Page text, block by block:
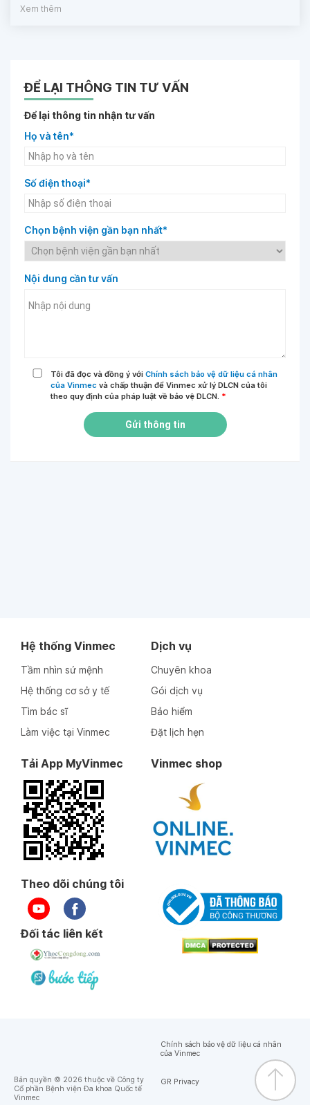
Xem thêm
ĐỂ LẠI THÔNG TIN TƯ VẤN
Để lại thông tin nhận tư vấn
Họ và tên*
Số điện thoại*
Chọn bệnh viện gần bạn nhất*
Nội dung cần tư vấn
Tôi đã đọc và đồng ý với Chính sách bảo vệ dữ liệu cá nhân
của Vinmec và chấp thuận để Vinmec xử lý DLCN của tôi
theo quy định của pháp luật về bảo vệ DLCN. *
Gửi thông tin
Hệ thống Vinmec
Tầm nhìn sứ mệnh
Hệ thống cơ sở y tế
Tìm bác sĩ
Làm việc tại Vinmec
Dịch vụ
Chuyên khoa
Gói dịch vụ
Bảo hiểm
Đặt lịch hẹn
Tải App MyVinmec Vinmec shop
Theo dõi chúng tôi
Đối tác liên kết
Bản quyền © 2026 thuộc về Công ty
Cổ phần Bệnh viện Đa khoa Quốc tế
Vinmec
Chính sách bảo vệ dữ liệu cá nhân
của Vinmec
GR Privacy